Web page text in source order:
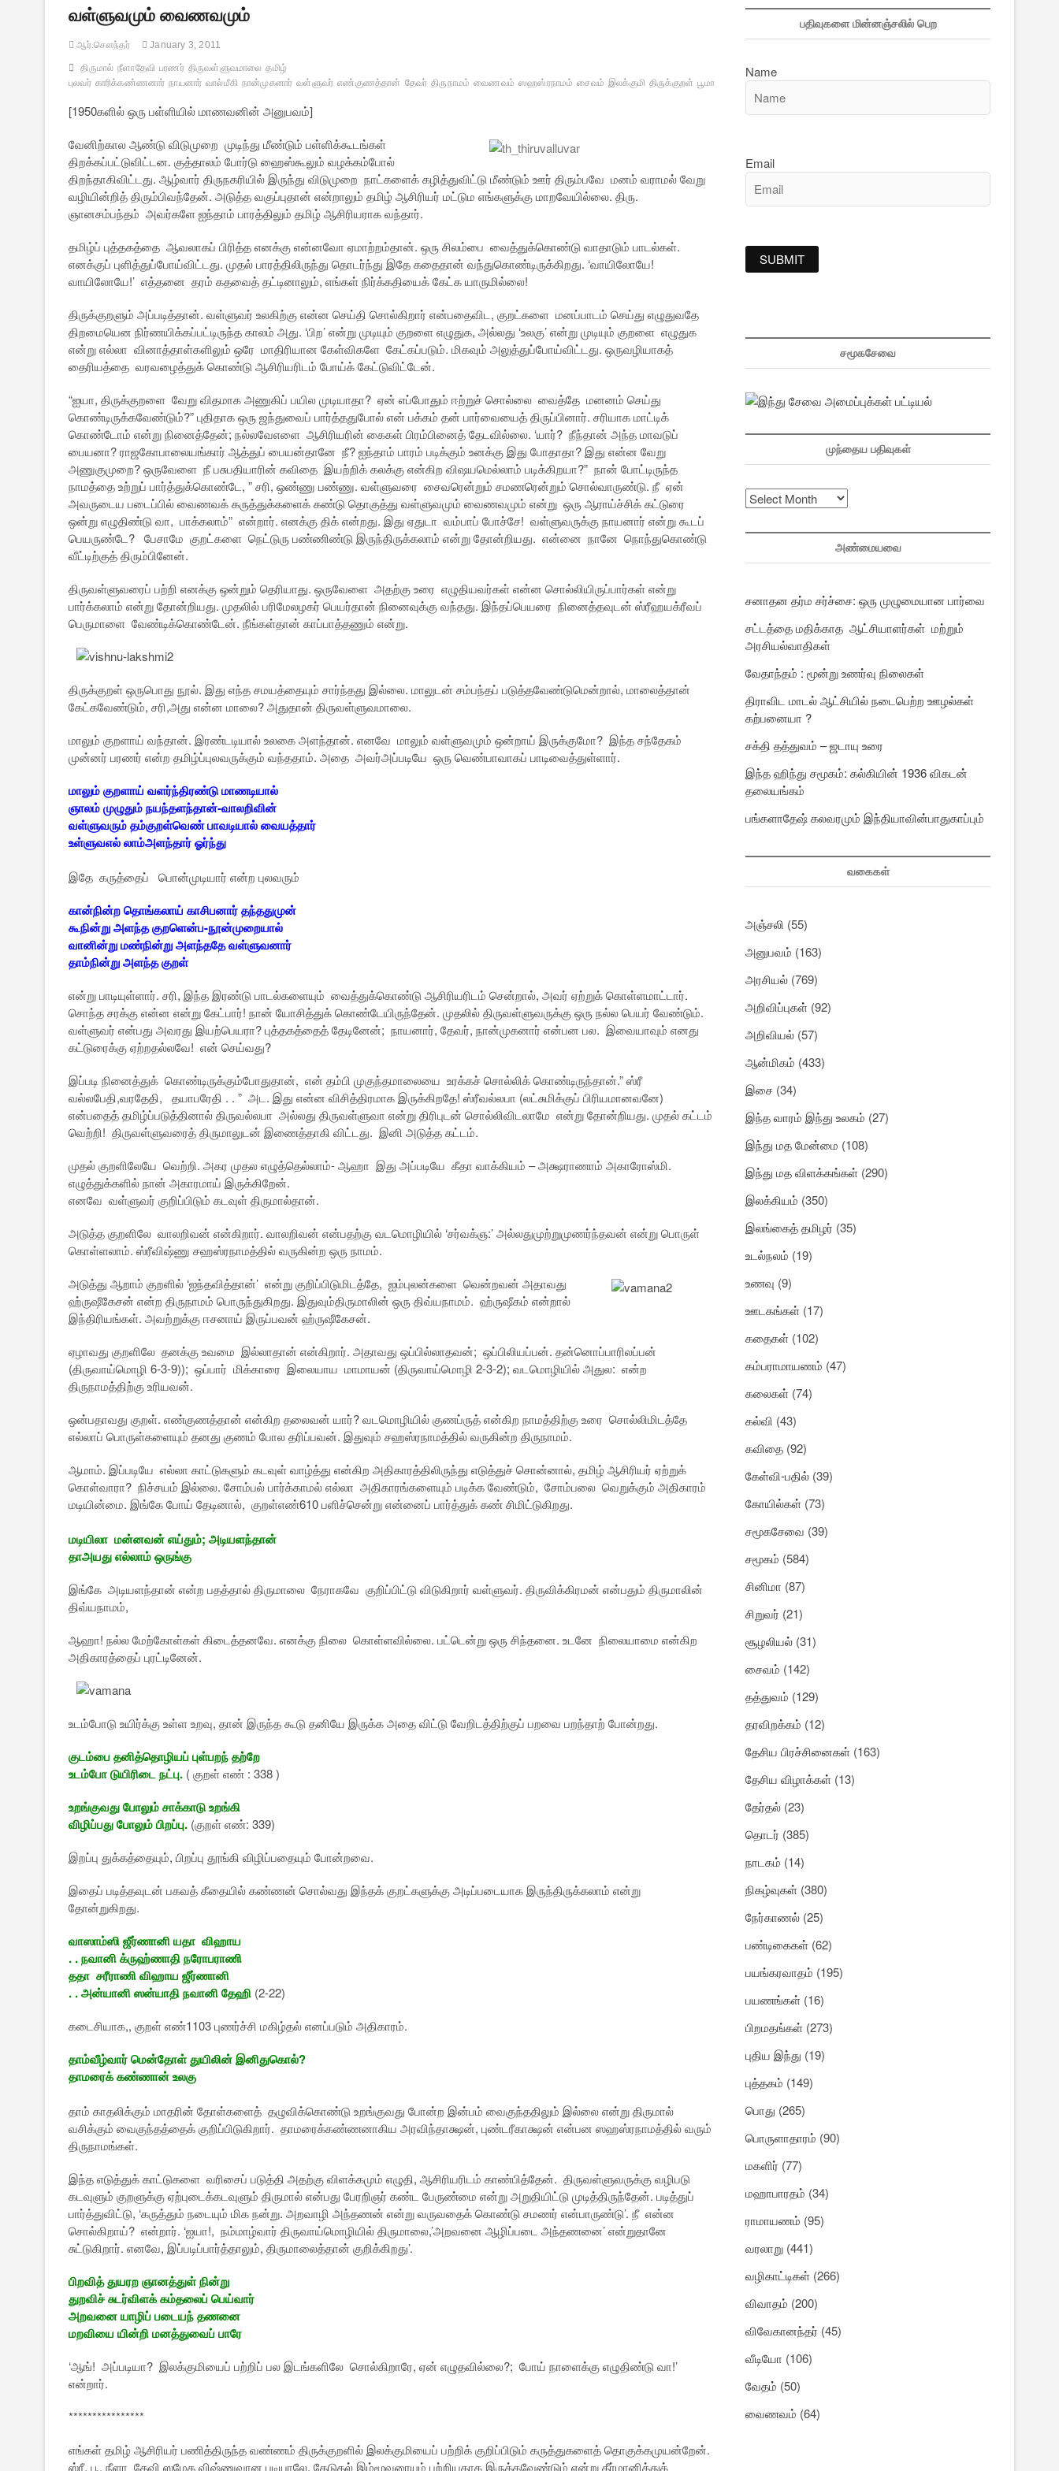
வள்ளுவமும் வைணவமும்
ஆர்.சௌந்தர் January 3, 2011
திருமால் நீளாதேவி பரணர் திருவள்ளுவமாலை தமிழ்
புலவர் காரிக்கண்ணனார் நாயனார் வால்மீகி நான்முகனார் வள்ளுவர் எண்குணத்தான் தேவர் திருநாமம் வைணவம் ஸஹஸ்ரநாமம் சைவம் இலக்குமி திருக்குறள் பூமாதேவி இராமன் திருமகள்
[1950களில் ஒரு பள்ளியில் மாணவனின் அனுபவம்]
வேனிற்கால ஆண்டு விடுமுறை முடிந்து மீண்டும் பள்ளிக்கூடங்கள்
திறக்கப்பட்டுவிட்டன. குத்தாலம் போர்டு ஹைஸ்கூலும் வழக்கம்போல்
திறந்தாகிவிட்டது. ஆழ்வார் திருநகரியில் இருந்து விடுமுறை நாட்களைக் கழித்துவிட்டு மீண்டும் ஊர் திரும்பவே மனம் வராமல் வேறு
வழியின்றித் திரும்பிவந்தேன். அடுத்த வகுப்புதான் என்றாலும் தமிழ் ஆசிரியர் மட்டும எங்களுக்கு மாறவேயில்லை. திரு.
ஞானசம்பந்தம் அவர்களே ஐந்தாம் பாரத்திலும் தமிழ் ஆசிரியராக வந்தார்.
தமிழ்ப் புத்தகத்தை ஆவலாகப் பிரித்த எனக்கு என்னவோ ஏமாற்றம்தான். ஒரு சிலம்பை வைத்துக்கொண்டு வாதாடும் பாடல்கள்.
எனக்குப் புளித்துப்போய்விட்டது. முதல் பாரத்திலிருந்து தொடர்ந்து இதே கதைதான் வந்துகொண்டிருக்கிறது. ‘வாயிலோயே!
வாயிலோயே!’ எத்தனை தரம் கதவைத் தட்டினாலும், எங்கள் நிர்க்கதியைக் கேட்க யாருமில்லை!
திருக்குறளும் அப்படித்தான். வள்ளுவர் உலகிற்கு என்ன செய்தி சொல்கிறார் என்பதைவிட, குறட்களை மனப்பாடம் செய்து எழுதுவதே
திறமையென நிர்ணயிக்கப்பட்டிருந்த காலம் அது. ‘பிற’ என்று முடியும் குறளை எழுதுக, அல்லது ‘உலகு’ என்று முடியும் குறளை எழுதுக
என்று எல்லா வினாத்தாள்களிலும் ஒரே மாதிரியான கேள்விகளே கேட்கப்படும். மிகவும் அலுத்துப்போய்விட்டது. ஒருவழியாகத்
தைரியத்தை வரவழைத்துக் கொண்டு ஆசிரியரிடம் போய்க் கேட்டுவிட்டேன்.
“ஐயா, திருக்குறளை வேறு விதமாக அணுகிப் பயில முடியாதா? ஏன் எப்போதும் ஈற்றுச் சொல்லை வைத்தே மனனம் செய்து
கொண்டிருக்கவேண்டும்?” புதிதாக ஒரு ஜந்துவைப் பார்த்ததுபோல் என் பக்கம் தன் பார்வையைத் திருப்பினார். சரியாக மாட்டிக்
கொண்டோம் என்று நினைத்தேன்; நல்லவேஎளை ஆசிரியரின் கைகள் பிரம்பினைத் தேடவில்லை. ‘யார்? நீந்தான் அந்த மாவடுப்
பையனா? ராஜகோபாலையங்கார் ஆத்துப் பையன்தானே நீ? ஐந்தாம் பாரம் படிக்கும் உனக்கு இது போதாதா? இது என்ன வேறு
அணுகுமுறை? ஒருவேளை நீ பசுபதியாரின் கவிதை இயற்றிக் கலக்கு என்கிற விஷயமெல்லாம் படிக்கிறயா?” நான் போட்டிருந்த
நாமத்தை உற்றுப் பார்த்துக்கொண்டே, ” சரி, ஒண்ணு பண்ணு. வள்ளுவரை சைவரென்றும் சமணரென்றும் சொல்வாருண்டு. நீ ஏன்
அவருடைய படைப்பில் வைணவக் கருத்துக்களைக் கண்டு தொகுத்து வள்ளுவமும் வைணவமும் என்று ஒரு ஆராய்ச்சிக் கட்டுரை
ஒன்று எழுதிண்டு வா, பாக்கலாம்” என்றார். எனக்கு திக் என்றது. இது ஏதுடா வம்பாப் போச்சே! வள்ளுவருக்கு நாயனார் என்று கூடப்
பெயருண்டே? பேசாமே குறட்களை நெட்டுரு பண்ணிண்டு இருந்திருக்கலாம் என்று தோன்றியது. என்னை நானே நொந்துகொண்டு
வீட்டிற்குத் திரும்பினேன்.
திருவள்ளுவரைப் பற்றி எனக்கு ஒன்றும் தெரியாது. ஒருவேளை அதற்கு உரை எழுதியவர்கள் என்ன சொல்லியிருப்பார்கள் என்று
பார்க்கலாம் என்று தோன்றியது. முதலில் பரிமேலழகர் பெயர்தான் நினைவுக்கு வந்தது. இந்தப்பெயரை நினைத்தவுடன் ஸ்ரீஹயக்ரீவப்
பெருமாளை வேண்டிக்கொண்டேன். நீங்கள்தான் காப்பாத்தணும் என்று.
திருக்குறள் ஒருபொது நூல். இது எந்த சமயத்தையும் சார்ந்தது இல்லை. மாலுடன் சம்பந்தப் படுத்தவேண்டுமென்றால், மாலைத்தான்
கேட்கவேண்டும், சரி,அது என்ன மாலை? அதுதான் திருவள்ளுவமாலை.
மாலும் குறளாய் வந்தான். இரண்டடியால் உலகை அளந்தான். எனவே மாலும் வள்ளுவமும் ஒன்றாய் இருக்குமோ? இந்த சந்தேகம்
முன்னர் பரணர் என்ற தமிழ்ப்புலவருக்கும் வந்ததாம். அதை அவர்அப்படியே ஒரு வெண்பாவாகப் பாடிவைத்துள்ளார்.
மாலும் குறளாய் வளர்ந்திரண்டு மாணடியால்
ஞாலம் முழுதும் நயந்தளந்தான்-வாலறிவின்
வள்ளுவரும் தம்குறள்வெண் பாவடியால் வையத்தார்
உள்ளுவஎல் லாம்அளந்தார் ஓர்ந்து
இதே கருத்தைப் பொன்முடியார் என்ற புலவரும்
கான்நின்ற தொங்கலாய் காசிபனார் தந்ததுமுன்
கூநின்று அளந்த குறளென்ப-நூன்முறையால்
வானின்று மண்நின்று அளந்ததே வள்ளுவனார்
தாம்நின்று அளந்த குறள்
என்று பாடியுள்ளார். சரி, இந்த இரண்டு பாடல்களையும் வைத்துக்கொண்டு ஆசிரியரிடம் சென்றால், அவர் ஏற்றுக் கொள்ளமாட்டார்.
சொந்த சரக்கு என்ன என்று கேட்பார்! நான் யோசித்துக் கொண்டேயிருந்தேன். முதலில் திருவள்ளுவருக்கு ஒரு நல்ல பெயர் வேண்டும்.
வள்ளுவர் என்பது அவரது இயற்பெயரா? புத்தகத்தைத் தேடினேன்; நாயனார், தேவர், நான்முகனார் என்பன பல. இவையாவும் எனது
கட்டுரைக்கு ஏற்றதல்லவே! என் செய்வது?
இப்படி நினைத்துக் கொண்டிருக்கும்போதுதான், என் தம்பி முகுந்தமாலையை உரக்கச் சொல்லிக் கொண்டிருந்தான்.” ஸ்ரீ
வல்லபேதி,வரதேதி, தயாபரேதி . . ” அட. இது என்ன விசித்திரமாக இருக்கிறதே! ஸ்ரீவல்லபா (லட்சுமிக்குப் பிரியமானவனே)
என்பதைத் தமிழ்ப்படுத்தினால் திருவல்லபா அல்லது திருவள்ளுவா என்று திரிபுடன் சொல்லிவிடலாமே என்று தோன்றியது. முதல் கட்டம்
வெற்றி! திருவள்ளுவரைத் திருமாலுடன் இணைத்தாகி விட்டது. இனி அடுத்த கட்டம்.
முதல் குறளிலேயே வெற்றி. அகர முதல எழுத்தெல்லாம்- ஆஹா இது அப்படியே கீதா வாக்கியம் – அக்ஷராணாம் அகாரோஸ்மி.
எழுத்துக்களில் நான் அகாரமாய் இருக்கிறேன்.
எனவே வள்ளுவர் குறிப்பிடும் கடவுள் திருமால்தான்.
அடுத்த குறளிலே வாலறிவன் என்கிறார். வாலறிவன் என்பதற்கு வடமொழியில் ‘சர்வக்ஞ:’ அல்லதுமுற்றுமுணர்ந்தவன் என்று பொருள்
கொள்ளலாம். ஸ்ரீவிஷ்ணு சஹஸ்ரநாமத்தில் வருகின்ற ஒரு நாமம்.
அடுத்து ஆறாம் குறளில் ‘ஐந்தவித்தான்’ என்று குறிப்பிடுமிடத்தே, ஐம்புலன்களை வென்றவன் அதாவது
ஹ்ருஷீகேசன் என்ற திருநாமம் பொருந்துகிறது. இதுவும்திருமாலின் ஒரு திவ்யநாமம். ஹ்ருஷீகம் என்றால்
இந்திரியங்கள். அவற்றுக்கு ஈசனாய் இருப்பவன் ஹ்ருஷீகேசன்.
ஏழாவது குறளிலே தனக்கு உவமை இல்லாதான் என்கிறார். அதாவது ஒப்பில்லாதவன்; ஒப்பிலியப்பன். தன்னொப்பாரிலப்பன்
(திருவாய்மொழி 6-3-9)); ஒப்பார் மிக்காரை இலையாய மாமாயன் (திருவாய்மொழி 2-3-2); வடமொழியில் அதுல: என்ற
திருநாமத்திற்கு உரியவன்.
ஒன்பதாவது குறள். எண்குணத்தான் என்கிற தலைவன் யார்? வடமொழியில் குணப்ருத் என்கிற நாமத்திற்கு உரை சொல்லிமிடத்தே
எல்லாப் பொருள்களையும் தனது குணம் போல தரிப்பவன். இதுவும் சஹஸ்ரநாமத்தில் வருகின்ற திருநாமம்.
ஆமாம். இப்படியே எல்லா காட்டுகளும் கடவுள் வாழ்த்து என்கிற அதிகாரத்திலிருந்து எடுத்துச் சொன்னால், தமிழ் ஆசிரியர் ஏற்றுக்
கொள்வாரா? நிச்சயம் இல்லை. சோம்பல் பார்க்காமல் எல்லா அதிகாரங்களையும் படிக்க வேண்டும், சோம்பலை வெறுக்கும் அதிகாரம்
மடியின்மை. இங்கே போய் தேடினால், குறள்எண்610 பளிச்சென்று என்னைப் பார்த்துக் கண் சிமிட்டுகிறது.
மடியிலா மன்னவன் எய்தும்; அடியளந்தான்
தாஅயது எல்லாம் ஒருங்கு
இங்கே அடியளந்தான் என்ற பதத்தால் திருமாலை நேராகவே குறிப்பிட்டு விடுகிறார் வள்ளுவர். திருவிக்கிரமன் என்பதும் திருமாலின்
திவ்யநாமம்,
ஆஹா! நல்ல மேற்கோள்கள் கிடைத்தனவே. எனக்கு நிலை கொள்ளவில்லை. பட்டென்று ஒரு சிந்தனை. உடனே நிலையாமை என்கிற
அதிகாரத்தைப் புரட்டினேன்.
உடம்போடு உயிர்க்கு உள்ள உறவு, தான் இருந்த கூடு தனியே இருக்க அதை விட்டு வேறிடத்திற்குப் பறவை பறந்தாற் போன்றது.
குடம்பை தனித்தொழியப் புள்பறந் தற்றே
உடம்போ டுயிரிடை நட்பு. ( குறள் எண் : 338 )
உறங்குவது போலும் சாக்காடு உறங்கி
விழிப்பது போலும் பிறப்பு. (குறள் எண்: 339)
இறப்பு துக்கத்தையும், பிறப்பு தூங்கி விழிப்பதையும் போன்றவை.
இதைப் படித்தவுடன் பகவத் கீதையில் கண்ணன் சொல்வது இந்தக் குறட்களுக்கு அடிப்படையாக இருந்திருக்கலாம் என்று
தோன்றுகிறது.
வாஸாம்ஸி ஜீர்ணானி யதா விஹாய
. . நவானி க்ருஹ்ணாதி நரோபராணி
ததா சரீராணி விஹாய ஜீர்ணானி
. . அன்யானி ஸன்யாதி நவானி தேஹி (2-22)
கடைசியாக,, குறள் எண்1103 புணர்ச்சி மகிழ்தல் எனப்படும் அதிகாரம்.
தாம்வீழ்வார் மென்தோள் துயிலின் இனிதுகொல்?
தாமரைக் கண்ணான் உலகு
தாம் காதலிக்கும் மாதரின் தோள்களைத் தழுவிக்கொண்டு உறங்குவது போன்ற இன்பம் வைகுந்ததிலும் இல்லை என்று திருமால்
வசிக்கும் வைகுந்தத்தைக் குறிப்பிடுகிறார். தாமரைக்கண்ணனாகிய அரவிந்தாக்ஷன், புண்டரீகாக்ஷன் என்பன ஸஹஸ்ரநாமத்தில் வரும்
திருநாமங்கள்.
இந்த எடுத்துக் காட்டுகளை வரிசைப் படுத்தி அதற்கு விளக்கமும் எழுதி, ஆசிரியரிடம் காண்பித்தேன். திருவள்ளுவருக்கு வழிபடு
கடவுளும் குறளுக்கு ஏற்புடைக்கடவுளும் திருமால் என்பது பேரறிஞர் கண்ட பேருண்மை என்று அறுதியிட்டு முடித்திருந்தேன். படித்துப்
பார்த்துவிட்டு, ‘கருத்தும் நடையும் மிக நன்று. அறவாழி அந்தணன் என்று வருவதைக் கொண்டு சமணர் என்பாருண்டு’. நீ என்ன
சொல்கிறாய்? என்றார். ‘ஐயா!, நம்மாழ்வார் திருவாய்மொழியில் திருமாலை,’அறவனை ஆழிப்படை அந்தணனை’ என்றுதானே
சுட்டுகிறார். எனவே, இப்படிப்பார்த்தாலும், திருமாலைத்தான் குறிக்கிறது’.
பிறவித் துயரற ஞானத்துள் நின்று
துறவிச் சுடர்விளக் கம்தலைப் பெய்வார்
அறவனை யாழிப் படையந் தணனை
மறவியை யின்றி மனத்துவைப் பாரே
‘ஆங்! அப்படியா? இலக்குமியைப் பற்றிப் பல இடங்களிலே சொல்கிறாரே, ஏன் எழுதவில்லை?; போய் நாளைக்கு எழுதிண்டு வா!’
என்றார்.
****************
எங்கள் தமிழ் ஆசிரியர் பணித்திருந்த வண்ணம் திருக்குறளில் இலக்குமியைப் பற்றிக் குறிப்பிடும் கருத்துகளைத் தொகுக்கமுயன்றேன்.
ஸ்ரீ, பூ, நீளா தேவி ஸமேத விஷ்ணுவான படியாலே, தேடுதல் இம்மூவரையும் பற்றியதாக இருக்கவேண்டும் என்று தீர்மானித்துக்
பதிவுகளை மின்னஞ்சலில் பெற
Name
Email
சமூகசேவை
முந்தைய பதிவுகள்
முந்தைய
பதிவுகள்
அண்மையவை
சனாதன தர்ம சர்ச்சை: ஒரு முழுமையான பார்வை
சட்டத்தை மதிக்காத ஆட்சியாளர்கள் மற்றும்
அரசியல்வாதிகள்
வேதாந்தம் : மூன்று உணர்வு நிலைகள்
திராவிட மாடல் ஆட்சியில் நடைபெற்ற ஊழல்கள்
கற்பனையா ?
சக்தி தத்துவம் – ஜடாயு உரை
இந்த ஹிந்து சமூகம்: கல்கியின் 1936 விகடன்
தலையங்கம்
பங்களாதேஷ் கலவரமும் இந்தியாவின்பாதுகாப்பும்
வகைகள்
அஞ்சலி (55)
அனுபவம் (163)
அரசியல் (769)
அறிவிப்புகள் (92)
அறிவியல் (57)
ஆன்மிகம் (433)
இசை (34)
இந்த வாரம் இந்து உலகம் (27)
இந்து மத மேன்மை (108)
இந்து மத விளக்கங்கள் (290)
இலக்கியம் (350)
இலங்கைத் தமிழர் (35)
உடல்நலம் (19)
உணவு (9)
ஊடகங்கள் (17)
கதைகள் (102)
கம்பராமாயணம் (47)
கலைகள் (74)
கல்வி (43)
கவிதை (92)
கேள்வி-பதில் (39)
கோயில்கள் (73)
சமூகசேவை (39)
சமூகம் (584)
சினிமா (87)
சிறுவர் (21)
சூழலியல் (31)
சைவம் (142)
தத்துவம் (129)
தரவிறக்கம் (12)
தேசிய பிரச்சினைகள் (163)
தேசிய விழாக்கள் (13)
தேர்தல் (23)
தொடர் (385)
நாடகம் (14)
நிகழ்வுகள் (380)
நேர்காணல் (25)
பண்டிகைகள் (62)
பயங்கரவாதம் (195)
பயணங்கள் (16)
பிறமதங்கள் (273)
புதிய இந்து (19)
புத்தகம் (149)
பொது (265)
பொருளாதாரம் (90)
மகளிர் (77)
மஹாபாரதம் (34)
ராமாயணம் (95)
வரலாறு (441)
வழிகாட்டிகள் (266)
விவாதம் (200)
விவேகானந்தர் (45)
வீடியோ (106)
வேதம் (50)
வைணவம் (64)